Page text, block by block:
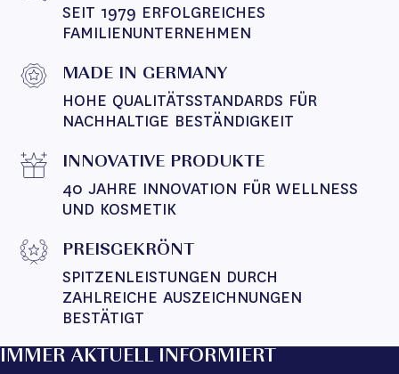
SEIT 1979 ERFOLGREICHES
FAMILIENUNTERNEHMEN
MADE IN GERMANY
HOHE QUALITÄTSSTANDARDS FÜR
NACHHALTIGE BESTÄNDIGKEIT
INNOVATIVE PRODUKTE
40 JAHRE INNOVATION FÜR WELLNESS
UND KOSMETIK
PREISGEKRÖNT
SPITZENLEISTUNGEN DURCH
ZAHLREICHE AUSZEICHNUNGEN
BESTÄTIGT
IMMER AKTUELL INFORMIERT